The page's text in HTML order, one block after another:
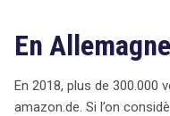
En 2018, le marché
activité florissante,
volume de ventes
vendeurs allemands
En Allemagne
En 2018, plus de 300.000
amazon.de. Si l’on